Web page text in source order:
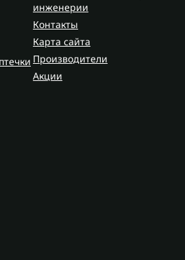
инженерии
Контакты
Карта сайта
Производители
Акции